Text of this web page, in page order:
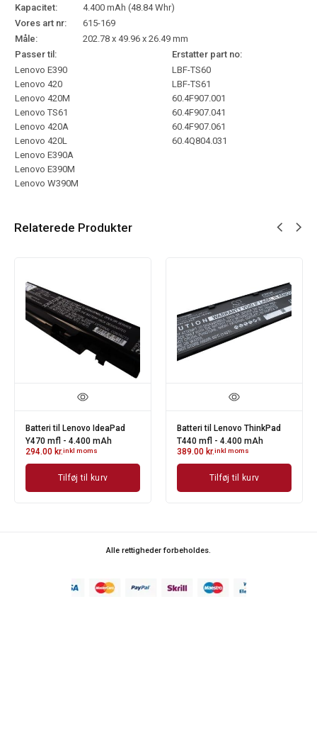
Kapacitet:
4.400 mAh (48.84 Whr)
Vores art nr:
615-169
Måle:
202.78 x 49.96 x 26.49 mm
Passer til:
Erstatter part no:
Lenovo E390
Lenovo 420
Lenovo 420M
Lenovo TS61
Lenovo 420A
Lenovo 420L
Lenovo E390A
Lenovo E390M
Lenovo W390M
LBF-TS60
LBF-TS61
60.4F907.001
60.4F907.041
60.4F907.061
60.4Q804.031
Relaterede Produkter
Batteri til Lenovo IdeaPad
Y470 mfl - 4.400 mAh
294.00 kr.inkl moms
Tilføj til kurv
Batteri til Lenovo ThinkPad
T440 mfl - 4.400 mAh
389.00 kr.inkl moms
Tilføj til kurv
Alle rettigheder forbeholdes.